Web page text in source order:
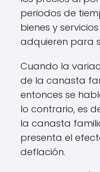
periodos de
bienes y
adquieren para
Cuando la
de la canasta
entonces se
lo contrario, es
la canasta
presenta el
deflación.